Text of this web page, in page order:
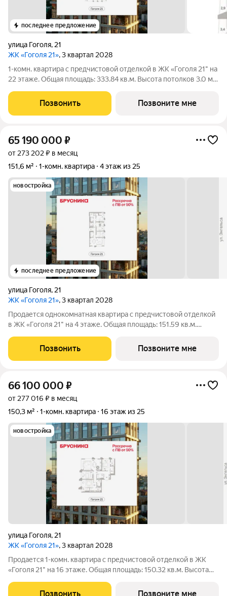
последнее предложение
улица Гоголя, 21
ЖК «Гоголя 21», 3 квартал 2028
1-комн. квартира с предчистовой отделкой в ЖК «Гоголя 21" на
22 этаже. Общая площадь: 333.84 кв.м. Высота потолков 3.0 м.
Гоголя 21. Особенности планировки: лоджия, окна в пол,
панорамное
Позвонить Позвоните мне
65 190 000 ₽
от 273 202 ₽ в месяц
151,6 м²
1-комн. квартира 4 этаж из 25
новостройка
последнее предложение
улица Гоголя, 21
ЖК «Гоголя 21», 3 квартал 2028
Продается однокомнатная квартира с предчистовой отделкой
в ЖК «Гоголя 21" на 4 этаже. Общая площадь: 151.59 кв.м.
спальней в проекте Гоголя 21. Особенности планировки: окна в
пол, панорамное
Позвонить Позвоните мне
66 100 000 ₽
от 277 016 ₽ в месяц
150,3 м²
1-комн. квартира 16 этаж из 25
новостройка
улица Гоголя, 21
ЖК «Гоголя 21», 3 квартал 2028
Продается 1-комн. квартира с предчистовой отделкой в ЖК
«Гоголя 21" на 16 этаже. Общая площадь: 150.32 кв.м. Высота
в проекте Гоголя 21. Особенности планировки: окна в пол,
Позвонить Позвоните мне